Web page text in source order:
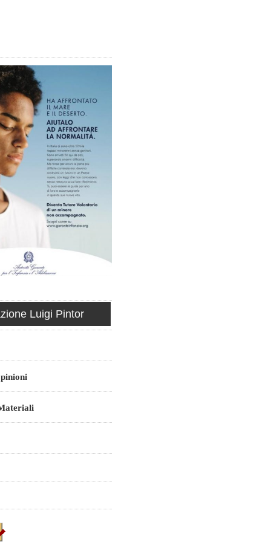
Luigi Pintor